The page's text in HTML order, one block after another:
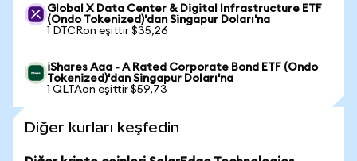
Global X Data Center & Digital Infrastructure ETF
(Ondo Tokenized)'dan Singapur Doları'na
1 DTCRon eşittir $35,26
iShares Aaa - A Rated Corporate Bond ETF (Ondo
Tokenized)'dan Singapur Doları'na
1 QLTAon eşittir $59,73
Diğer kurları keşfedin